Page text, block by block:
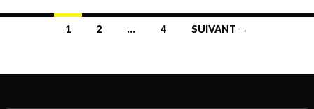
1 2 … 4 SUIVANT →